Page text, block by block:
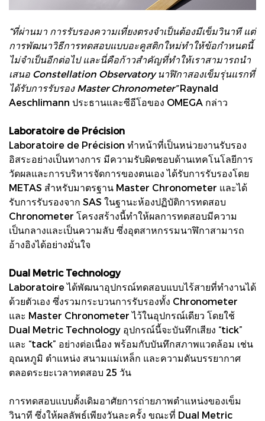
“ที่ผ่านมา การรับรองความเที่ยงตรงจำเป็นต้องมีเข็มวินาที แต่
การพัฒนาวิธีการทดสอบแบบอะคูสติกใหม่ทำให้ข้อกำหนดนี้
ไม่จำเป็นอีกต่อไป และนี่คือก้าวสำคัญที่ทำให้เราสามารถนำ
เสนอ Constellation Observatory นาฬิกาสองเข็มรุ่นแรกที่
ได้รับการรับรอง Master Chronometer”Raynald
Aeschlimann ประธานและซีอีโอของ OMEGA กล่าว
Laboratoire de Précision
Laboratoire de Précision ทำหน้าที่เป็นหน่วยงานรับรอง
อิสระอย่างเป็นทางการ มีความรับผิดชอบด้านเทคโนโลยีการ
วัดผลและการบริหารจัดการของตนเอง ได้รับการรับรองโดย
METAS สำหรับมาตรฐาน Master Chronometer และได้
รับการรับรองจาก SAS ในฐานะห้องปฏิบัติการทดสอบ
Chronometer โครงสร้างนี้ทำให้ผลการทดสอบมีความ
เป็นกลางและเป็นความลับ ซึ่งอุตสาหกรรมนาฬิกาสามารถ
อ้างอิงได้อย่างมั่นใจ
Dual Metric Technology
Laboratoire ได้พัฒนาอุปกรณ์ทดสอบแบบไร้สายที่ทำงานได้
ด้วยตัวเอง ซึ่งรวมกระบวนการรับรองทั้ง Chronometer
และ Master Chronometer ไว้ในอุปกรณ์เดียว โดยใช้
Dual Metric Technology อุปกรณ์นี้จะบันทึกเสียง “tick”
และ “tack” อย่างต่อเนื่อง พร้อมกับบันทึกสภาพแวดล้อม เช่น
อุณหภูมิ ตำแหน่ง สนามแม่เหล็ก และความดันบรรยากาศ
ตลอดระยะเวลาทดสอบ 25 วัน
การทดสอบแบบดั้งเดิมอาศัยการถ่ายภาพตำแหน่งของเข็ม
วินาที ซึ่งให้ผลลัพธ์เพียงวันละครั้ง ขณะที่ Dual Metric